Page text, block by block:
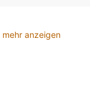
mehr anzeigen